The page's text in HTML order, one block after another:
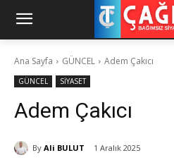
Ana Sayfa GÜNCEL Adem Çakıcı
GÜNCEL SİYASET
Adem Çakıcı
By Ali BULUT 1 Aralık 2025